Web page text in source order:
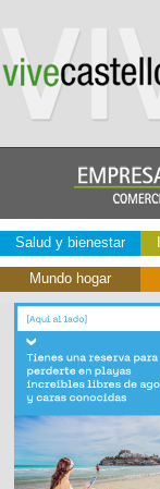
Salud y bienestar
Mundo hogar